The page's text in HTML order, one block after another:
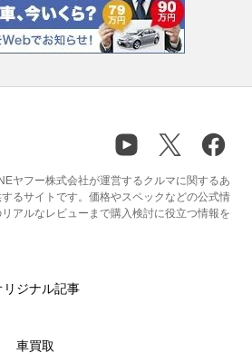
ヤフー株式会社が運営するクルマに関するあ
るサイトです。価格やスペックなどの公式情
アルなレビューまで購入検討に役立つ情報を
リジナル記事
車買取